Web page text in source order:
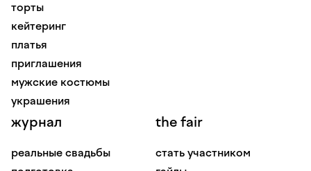
торты
кейтеринг
платья
приглашения
мужские костюмы
украшения
журнал
реальные свадьбы
the fair
стать участником